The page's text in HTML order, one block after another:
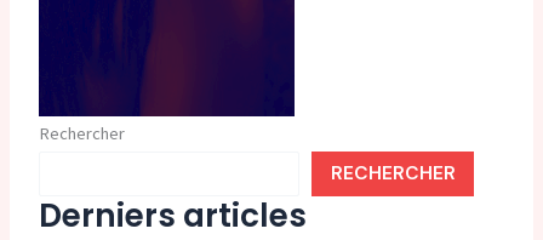
Rechercher
RECHERCHER
Derniers articles